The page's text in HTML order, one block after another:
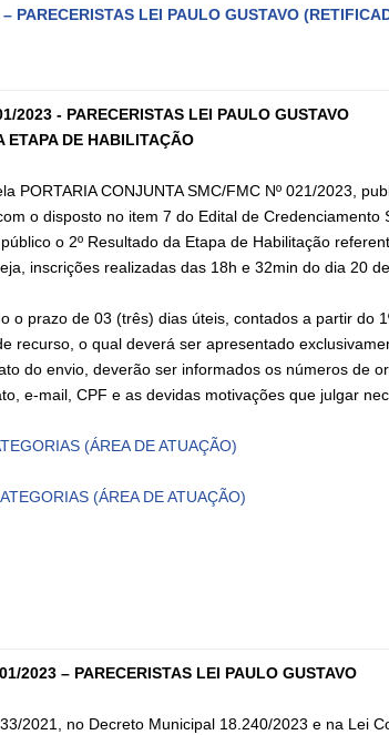
PARECERISTAS LEI PAULO GUSTAVO
2023 - PARECERISTAS LEI PAULO GUSTAVO
ETAPA DE HABILITAÇÃO
PORTARIA CONJUNTA SMC/FMC Nº 021/2023,
o disposto no item 7 do Edital de Credenciamento
o 2º Resultado da Etapa de Habilitação
inscrições realizadas das 18h e 32min do dia 20
prazo de 03 (três) dias úteis, contados a partir do
recurso, o qual deverá ser apresentado
do envio, deverão ser informados os números de
e-mail, CPF e as devidas motivações que julgar
(ÁREA DE ATUAÇÃO)
(ÁREA DE ATUAÇÃO)
2023 – PARECERISTAS LEI PAULO GUSTAVO
2021, no Decreto Municipal 18.240/2023 e na Lei